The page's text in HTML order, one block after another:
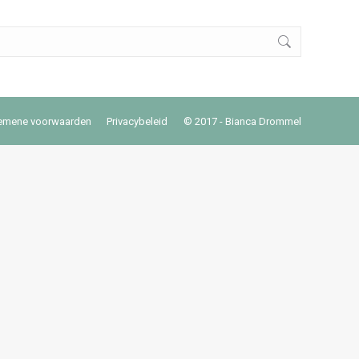
voorwaarden Privacybeleid © 2017 - Bianca Drommel